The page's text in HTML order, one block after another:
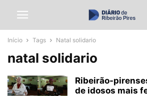
Início Tags Natal solidario
natal solidario
Ribeirão-
de idosos mais